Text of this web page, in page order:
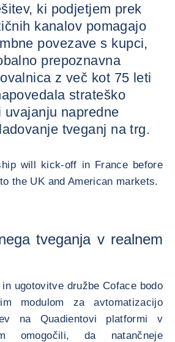
ki podjetjem prek
kanalov pomagajo
povezave s kupci,
prepoznavna
z več kot 75 leti
strateško
uvajanju napredne
tveganj na trg.
will kick-off in France before
the UK and American markets.
tveganja v realnem
ugotovitve družbe Coface bodo
modulom za avtomatizacijo
na Quadientovi platformi v
omogočili, da natančneje